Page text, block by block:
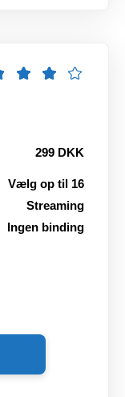
299 DKK
Vælg op til 16
Streaming
Ingen binding